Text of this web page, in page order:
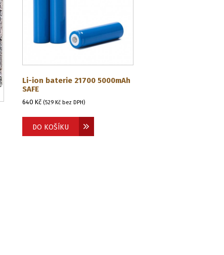
Li-ion baterie 21700 5000mAh
SAFE
640 Kč (529 Kčbez DPH)
DO KOŠÍKU